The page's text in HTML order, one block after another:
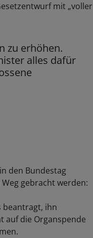
mit „voller
zu erhöhen.
alles dafür
den Bundestag
gebracht werden:
beantragt, ihn
auf die Organspende